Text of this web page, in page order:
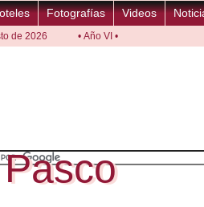
Fotografías Videos
de 2026 • Año VI •
Pasco
Pasco